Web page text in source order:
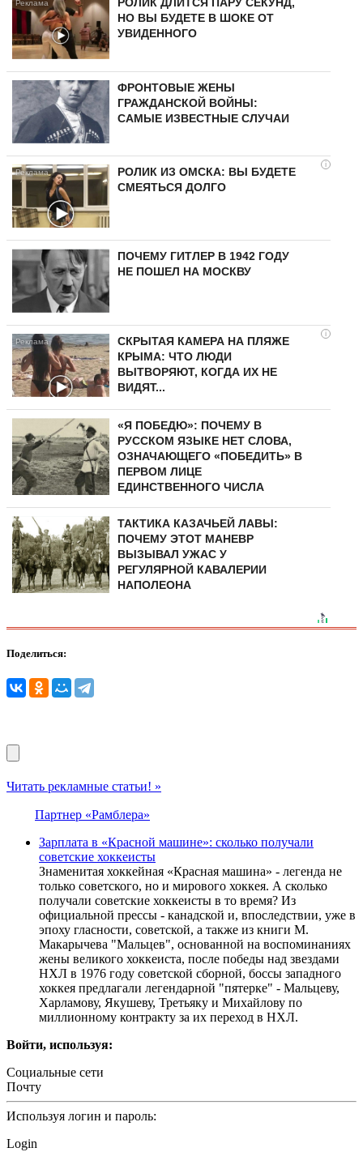
РОЛИК ДЛИТСЯ ПАРУ СЕКУНД,
НО ВЫ БУДЕТЕ В ШОКЕ ОТ
УВИДЕННОГО
ФРОНТОВЫЕ ЖЕНЫ
ГРАЖДАНСКОЙ ВОЙНЫ:
САМЫЕ ИЗВЕСТНЫЕ СЛУЧАИ
i
РОЛИК ИЗ ОМСКА: ВЫ БУДЕТЕ
СМЕЯТЬСЯ ДОЛГО
ПОЧЕМУ ГИТЛЕР В 1942 ГОДУ
НЕ ПОШЕЛ НА МОСКВУ
i
СКРЫТАЯ КАМЕРА НА ПЛЯЖЕ
КРЫМА: ЧТО ЛЮДИ
ВЫТВОРЯЮТ, КОГДА ИХ НЕ
ВИДЯТ...
«Я ПОБЕДЮ»: ПОЧЕМУ В
РУССКОМ ЯЗЫКЕ НЕТ СЛОВА,
ОЗНАЧАЮЩЕГО «ПОБЕДИТЬ» В
ПЕРВОМ ЛИЦЕ
ЕДИНСТВЕННОГО ЧИСЛА
ТАКТИКА КАЗАЧЬЕЙ ЛАВЫ:
ПОЧЕМУ ЭТОТ МАНЕВР
ВЫЗЫВАЛ УЖАС У
РЕГУЛЯРНОЙ КАВАЛЕРИИ
НАПОЛЕОНА
Поделиться:
Читать рекламные статьи! »
Партнер «Рамблера»
Зарплата в «Красной машине»: сколько получали
советские хоккеисты
Знаменитая хоккейная «Красная машина» - легенда не
только советского, но и мирового хоккея. А сколько
получали советские хоккеисты в то время? Из
официальной прессы - канадской и, впоследствии, уже в
эпоху гласности, советской, а также из книги М.
Макарычева "Мальцев", основанной на воспоминаниях
жены великого хоккеиста, после победы над звездами
НХЛ в 1976 году советской сборной, боссы западного
хоккея предлагали легендарной "пятерке" - Мальцеву,
Харламову, Якушеву, Третьяку и Михайлову по
миллионному контракту за их переход в НХЛ.
Войти, используя:
Социальные сети
Почту
Используя логин и пароль:
Login